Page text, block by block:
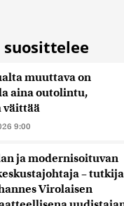
muuttava on
aina outolintu,
väittää
9:00
ja modernisoituvan
– tutkija
Virolaisen